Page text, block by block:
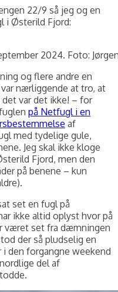
22/9 så jeg og en
i Østerild Fjord:
2024. Foto:
og flere andre en
nærliggende at tro, at
var det ikke! – for
på Netfugl i en
af
med tydelige gule,
Jeg skal ikke kloge
Fjord, men den
på benene – kun
set en fugl på
ikke altid oplyst hvor på
været set fra dæmningen
der så pludselig en
i den forgangne weekend
del af